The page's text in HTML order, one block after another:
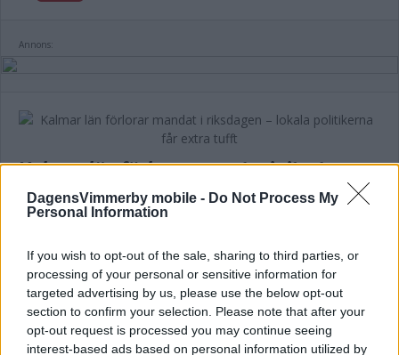
DagensVimmerby mobile - Do Not Process My
Personal Information
If you wish to opt-out of the sale, sharing to third parties, or
processing of your personal or sensitive information for
targeted advertising by us, please use the below opt-out
section to confirm your selection. Please note that after your
opt-out request is processed you may continue seeing
interest-based ads based on personal information utilized by
Annons:
Kalmar län förlorar mandat i riksdagen
– lokala politikerna får extra tufft
POLITIK 19 juli 2026 12.00
Malin Sjölander vill ha en tillgänglig
vård i alla steg